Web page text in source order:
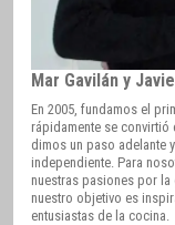
Mar Gavilán y
En 2005, fundamos el
rápidamente se convirtió
dimos un paso adelante
independiente. Para
nuestras pasiones por
nuestro objetivo es
entusiastas de la cocina.